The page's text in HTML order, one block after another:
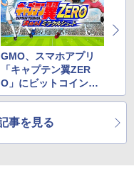
GMO、スマホアプリ
「キャプテン翼ZER
O」にビットコイン報
酬配布システムを実装
事を見る